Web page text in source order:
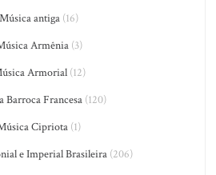
antiga (16)
Armênia(3)
Armorial(12)
Barroca Francesa(120)
Cipriota (1)
e Imperial Brasileira(206)